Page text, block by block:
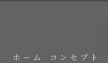
ホーム コンセプト